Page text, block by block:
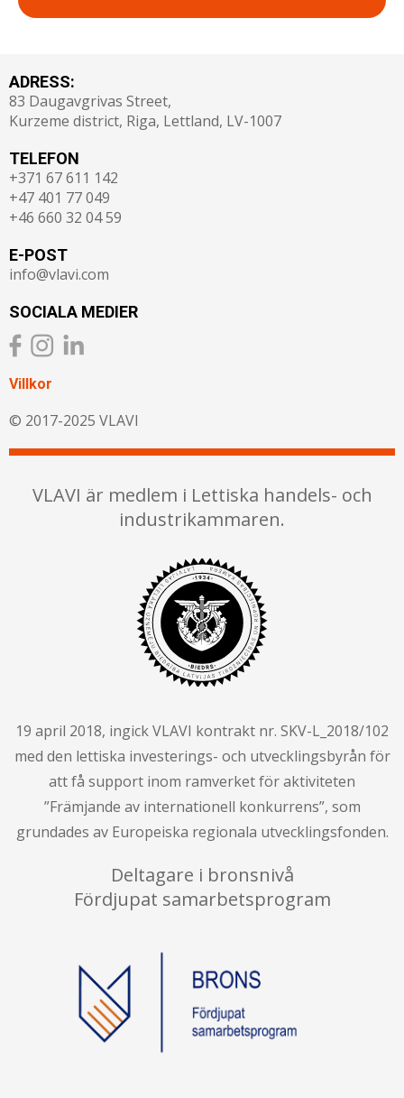
ADRESS:
83 Daugavgrivas Street,
Kurzeme district, Riga, Lettland, LV-1007
TELEFON
+371 67 611 142
+47 401 77 049
+46 660 32 04 59
E-POST
info@vlavi.com
SOCIALA MEDIER
Villkor
© 2017-2025 VLAVI
VLAVI är medlem i Lettiska handels- och
industrikammaren.
19 april 2018, ingick VLAVI kontrakt nr. SKV-L_2018/102
med den lettiska investerings- och utvecklingsbyrån för
att få support inom ramverket för aktiviteten
”Främjande av internationell konkurrens”, som
grundades av Europeiska regionala utvecklingsfonden.
Deltagare i bronsnivå
Fördjupat samarbetsprogram